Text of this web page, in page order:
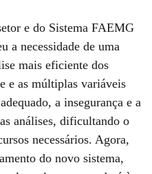
e do Sistema FAEMG
a necessidade de uma
mais eficiente dos
e as múltiplas variáveis
a insegurança e a
análises, dificultando o
necessários. Agora,
do novo sistema,